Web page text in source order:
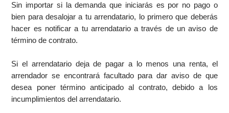
Sin importar si la demanda que iniciarás es por no pago o
bien para desalojar a tu arrendatario, lo primero que deberás
hacer es notificar a tu arrendatario a través de un aviso de
término de contrato.
Si el arrendatario deja de pagar a lo menos una renta, el
arrendador se encontrará facultado para dar aviso de que
desea poner término anticipado al contrato, debido a los
incumplimientos del arrendatario.